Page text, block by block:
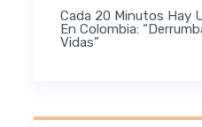
Cada 20 Minutos Hay
En Colombia:
Vidas”